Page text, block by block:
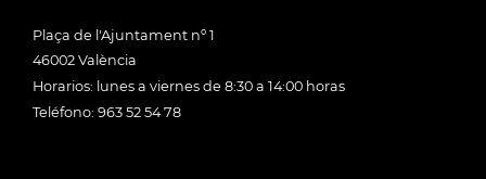
Plaça de l'Ajuntament nº 1
46002 València
Horarios: lunes a viernes de 8:30 a 14:00 horas
Teléfono: 963 52 54 78